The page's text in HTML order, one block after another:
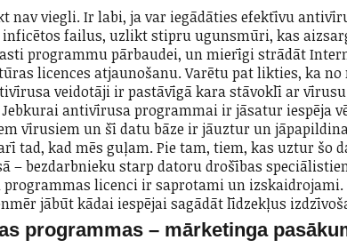
nav viegli. Ir labi, ja var iegādāties efektīvu
failus, uzlikt stipru ugunsmūri, kas
programmu pārbaudei, un mierīgi strādāt
licences atjaunošanu. Varētu pat likties, ka
veidotāji ir pastāvīgā kara stāvoklī ar
antivīrusa programmai ir jāsatur iespēja
vīrusiem un šī datu bāze ir jāuztur un
tad, kad mēs guļam. Pie tam, tiem, kas uztur šo
– bezdarbnieku starp datoru drošības
licenci ir saprotami un izskaidrojami.
jābūt kādai iespējai sagādāt līdzekļus
programmas – mārketinga